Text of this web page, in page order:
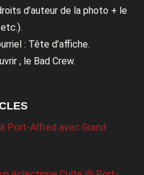
d’auteur de la photo + le
: Tête d’affiche.
, le Bad Crew.
Port-Alfred avec Grand